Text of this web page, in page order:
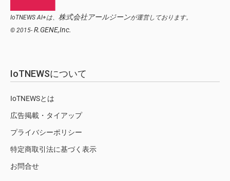
IoTNEWS AI+は、 株式会社アールジーンが運営しております。
© 2015- R.GENE,Inc.
IoTNEWSについて
IoTNEWSとは
広告掲載・タイアップ
プライバシーポリシー
特定商取引法に基づく表示
お問合せ